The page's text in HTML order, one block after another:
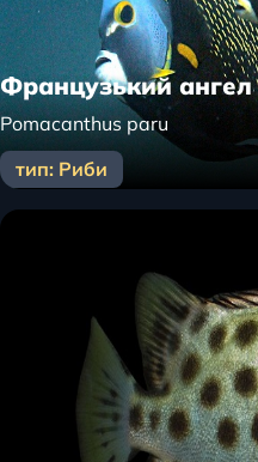
Французький ангел
Pomacanthus paru
тип: Риби